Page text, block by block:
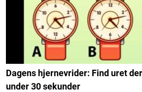
Dagens hjernevrider: Find uret
under 30 sekunder